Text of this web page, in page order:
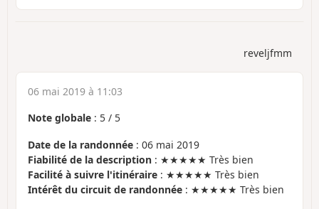
reveljfmm
06 mai 2019 à 11:03
Note globale : 5 / 5
Date de la randonnée : 06 mai 2019
Fiabilité de la description : ★★★★★ Très bien
Facilité à suivre l'itinéraire : ★★★★★ Très bien
Intérêt du circuit de randonnée : ★★★★★ Très bien